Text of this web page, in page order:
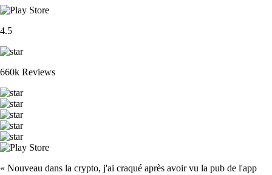
4.5
660k Reviews
« Nouveau dans la crypto, j'ai craqué après avoir vu la pub de l'app